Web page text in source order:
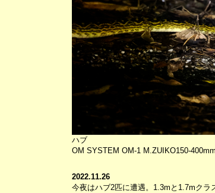
ハブ
OM SYSTEM OM-1 M.ZUIKO150-
2022.11.26
今夜はハブ2匹に遭遇。1.3mと1.7mクラ